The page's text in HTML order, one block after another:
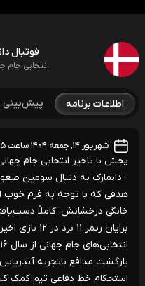
فوتبال
انتخابی جام جهانی 2026 -
اطلاعات برنامه پیش‌بینی
شهریور ۱۴, جمعه ۱۴۰۴ ساعت ۱۸:۴۵
پخش با تاخیر انتخابی جام جهانی 2026 - قاره
- دانمارک به دنبال سومین
خانگی درخشانش، کاملاً
برایان ریمر ۱۱
بازگشت مدافع باتجربه
استحکام خط دفاعی تیم کمک